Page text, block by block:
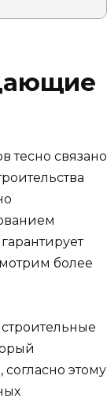
тесно связано
более
этому